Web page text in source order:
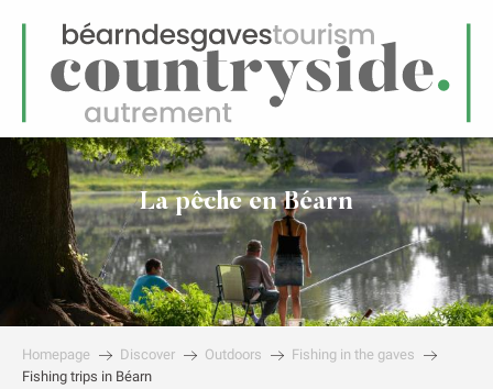
Menu
La pêche en Béarn
Homepage Discover Outdoors
Fishing in the gaves
Fishing trips in Béarn